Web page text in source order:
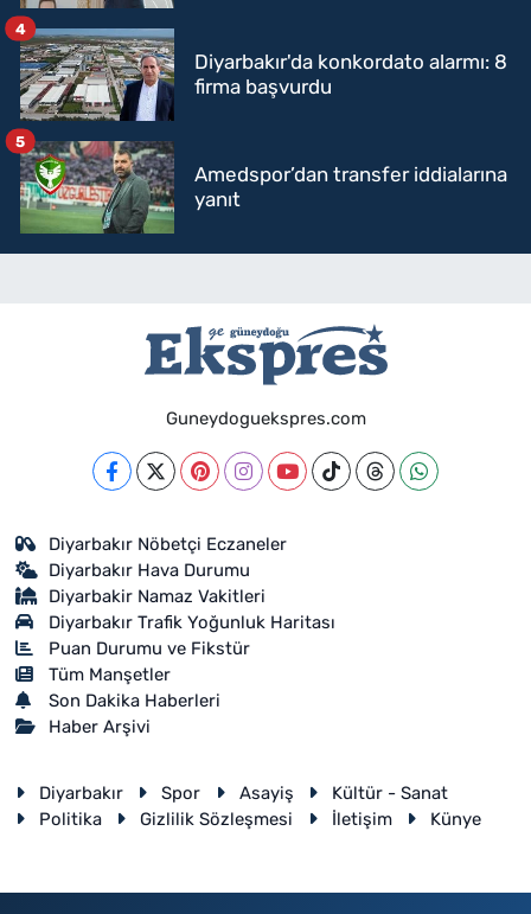
Diyarbakır'da konkordato alarmı: 8
firma başvurdu
4
Amedspor’dan transfer iddialarına
yanıt
5
Guneydoguekspres.com
Diyarbakır Nöbetçi Eczaneler
Diyarbakır Hava Durumu
Diyarbakir Namaz Vakitleri
Diyarbakır Trafik Yoğunluk Haritası
Puan Durumu ve Fikstür
Tüm Manşetler
Son Dakika Haberleri
Haber Arşivi
Diyarbakır Spor Asayiş
Kültür - Sanat
Politika
Gizlilik Sözleşmesi İletişim Künye